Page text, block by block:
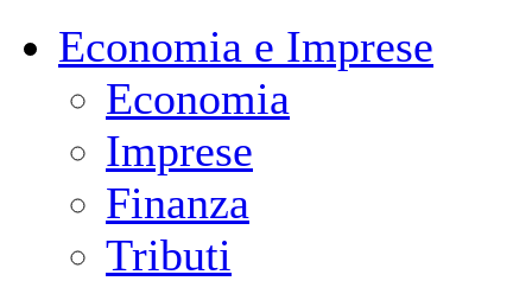
Economia e Imprese
Economia
Imprese
Finanza
Tributi